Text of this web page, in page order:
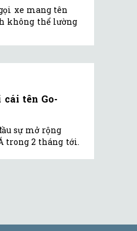
xe mang tên
không thể lường
tên Go-
sự mở rộng
trong 2 tháng tới.